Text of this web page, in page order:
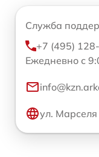
Служба
+7 (495)
Ежедневно с
ул.